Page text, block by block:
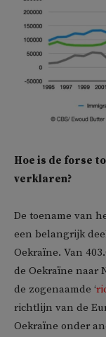
Hoe is de forse
verklaren?
De toename van
een belangrijk
Oekraïne. Van
de Oekraïne naar
de zogenaamde ‘
richtlijn van de
Oekraïne onder